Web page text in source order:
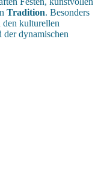
Tradition. Besonders
den kulturellen
dynamischen